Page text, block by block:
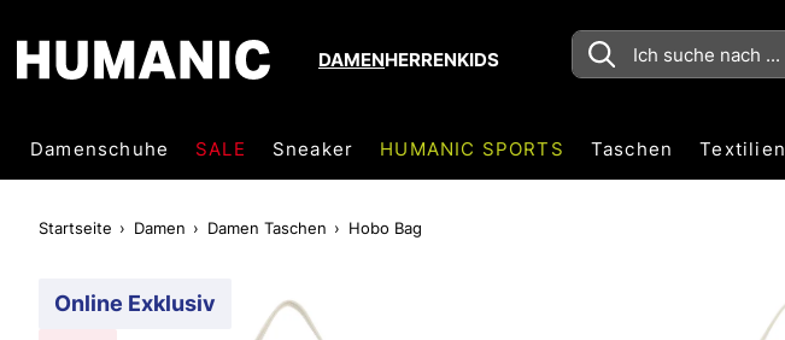
DAMENHERRENKIDS
Damenschuhe SALE Sneaker HUMANIC SPORTS Taschen Textilien
Startseite Damen Damen Taschen Hobo Bag
Online Exklusiv